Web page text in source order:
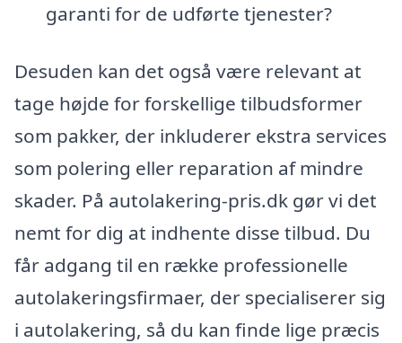
garanti for de udførte tjenester?
Desuden kan det også være relevant at
tage højde for forskellige tilbudsformer
som pakker, der inkluderer ekstra services
som polering eller reparation af mindre
skader. På autolakering-pris.dk gør vi det
nemt for dig at indhente disse tilbud. Du
får adgang til en række professionelle
autolakeringsfirmaer, der specialiserer sig
i autolakering, så du kan finde lige præcis